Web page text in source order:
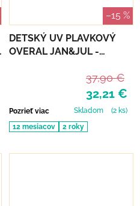
–15 %
DETSKÝ UV PLAVKOVÝ
OVERAL JAN&JUL -
32,21 €
37,90 €
Pozrieť viac Skladom
(2 ks)
12 mesiacov
2 roky